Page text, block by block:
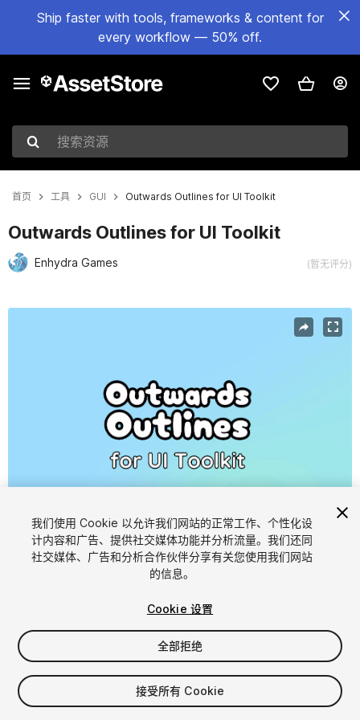
Ship faster with tools, frameworks & content for
every workflow — 50% off.
搜索资源
首页 工具 GUI Outwards Outlines for UI Toolkit
Outwards Outlines for UI Toolkit
Enhydra Games (暂无评分)
1/2
$19.99
席位
我们使用 Cookie 以允许我们网站的正常工作、个性化设
计内容和广告、提供社交媒体功能并分析流量。我们还同
社交媒体、广告和分析合作伙伴分享有关您使用我们网站
的信息。
Cookie 设置
全部拒绝
接受所有 Cookie